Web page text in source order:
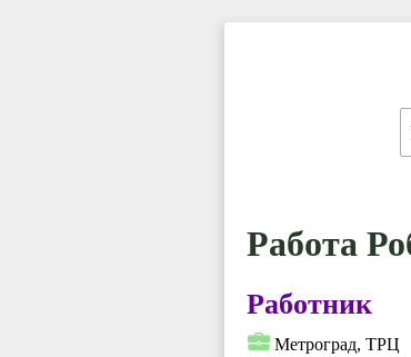
Работа
Работник
Метроград, ТРЦ